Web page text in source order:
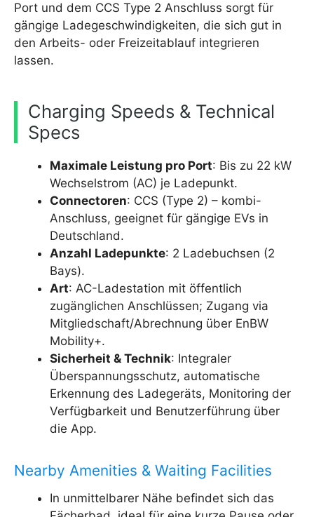
Port und dem CCS Type 2 Anschluss sorgt für
gängige Ladegeschwindigkeiten, die sich gut in
den Arbeits- oder Freizeitablauf integrieren
lassen.
Charging Speeds & Technical
Specs
Maximale Leistung pro Port: Bis zu 22 kW
Wechselstrom (AC) je Ladepunkt.
Connectoren: CCS (Type 2) – kombi-
Anschluss, geeignet für gängige EVs in
Deutschland.
Anzahl Ladepunkte: 2 Ladebuchsen (2
Bays).
Art: AC-Ladestation mit öffentlich
zugänglichen Anschlüssen; Zugang via
Mitgliedschaft/Abrechnung über EnBW
Mobility+.
Sicherheit & Technik: Integraler
Überspannungsschutz, automatische
Erkennung des Ladegeräts, Monitoring der
Verfügbarkeit und Benutzerführung über
die App.
Nearby Amenities & Waiting Facilities
In unmittelbarer Nähe befindet sich das